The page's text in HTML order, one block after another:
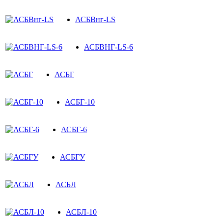
АСБВнг-LS
АСБВНГ-LS-6
АСБГ
АСБГ-10
АСБГ-6
АСБГУ
АСБЛ
АСБЛ-10